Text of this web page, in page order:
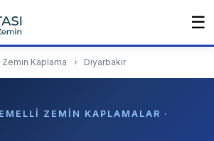
☰
Zemin Kaplama › Diyarbakır
ZEMIN KAPLAMALAR ·